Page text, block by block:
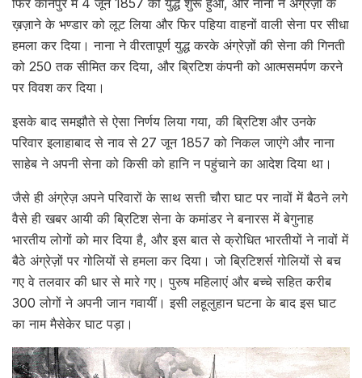
फिर कानपुर में 4 जून 1857 को युद्ध शुरू हुआ, और नाना ने अंग्रेज़ों के
ख़ज़ाने के भण्डार को लूट लिया और फिर पहिया वाहनों वाली सेना पर सीधा
हमला कर दिया। नाना ने वीरतापूर्ण युद्ध करके अंग्रेज़ों की सेना की गिनती
को 250 तक सीमित कर दिया, और ब्रिटिश कंपनी को आत्मसमर्पण करने
पर विवश कर दिया।
इसके बाद समझौते से ऐसा निर्णय लिया गया, की ब्रिटिश और उनके
परिवार इलाहाबाद से नाव से 27 जून 1857 को निकल जाएंगे और नाना
साहेब ने अपनी सेना को किसी को हानि न पहुंचाने का आदेश दिया था।
जैसे ही अंग्रेज़ अपने परिवारों के साथ सत्ती चौरा घाट पर नावों में बैठने लगे
वैसे ही खबर आयी की ब्रिटिश सेना के कमांडर ने बनारस में बेगुनाह
भारतीय लोगों को मार दिया है, और इस बात से क्रोधित भारतीयों ने नावों में
बैठे अंग्रेज़ों पर गोलियों से हमला कर दिया। जो ब्रिटिशर्स गोलियों से बच
गए वे तलवार की धार से मारे गए। पुरुष महिलाएं और बच्चे सहित करीब
300 लोगों ने अपनी जान गवायीं। इसी लहूलुहान घटना के बाद इस घाट
का नाम मैसेकेर घाट पड़ा।